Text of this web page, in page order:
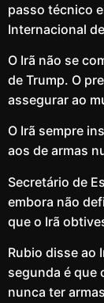
passo técnico
Internacional
O Irã não se
de Trump. O
assegurar ao
O Irã sempre
aos de armas
Secretário de
embora não
que o Irã
Rubio disse ao
segunda é que
nunca ter